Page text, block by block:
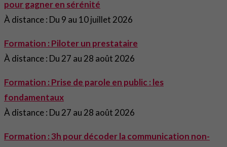
pour gagner en sérénité
À distance : Du 9 au 10 juillet 2026
Formation : Piloter un prestataire
À distance : Du 27 au 28 août 2026
Formation : Prise de parole en public : les
fondamentaux
À distance : Du 27 au 28 août 2026
Formation : 3h pour décoder la communication non-